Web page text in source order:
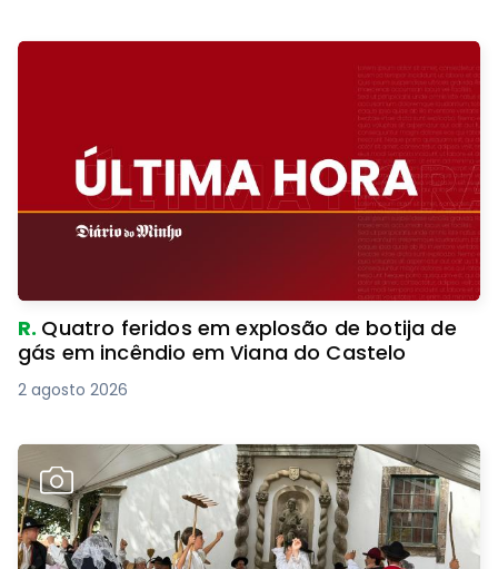
R. Quatro feridos em explosão de botija de
gás em incêndio em Viana do Castelo
2 agosto 2026